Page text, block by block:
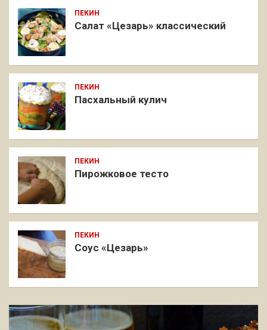
ПЕКИН
Салат «Цезарь» классический
ПЕКИН
Пасхальный кулич
ПЕКИН
Пирожковое тесто
ПЕКИН
Соус «Цезарь»